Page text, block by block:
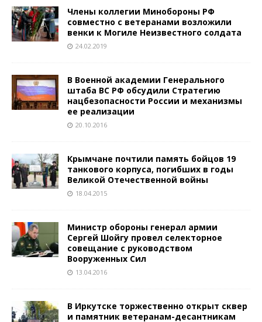
Члены коллегии Минобороны РФ
совместно с ветеранами возложили
венки к Могиле Неизвестного солдата
24.02.2019
В Военной академии Генерального
штаба ВС РФ обсудили Стратегию
нацбезопасности России и механизмы
ее реализации
20.10.2016
Крымчане почтили память бойцов 19
танкового корпуса, погибших в годы
Великой Отечественной войны
18.04.2015
Министр обороны генерал армии
Сергей Шойгу провел селекторное
совещание с руководством
Вооруженных Сил
13.04.2016
В Иркутске торжественно открыт сквер
и памятник ветеранам-десантникам